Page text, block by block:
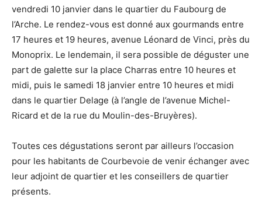
vendredi 10 janvier dans le quartier du Faubourg de
l’Arche. Le rendez-vous est donné aux gourmands entre
17 heures et 19 heures, avenue Léonard de Vinci, près du
Monoprix. Le lendemain, il sera possible de déguster une
part de galette sur la place Charras entre 10 heures et
midi, puis le samedi 18 janvier entre 10 heures et midi
dans le quartier Delage (à l’angle de l’avenue Michel-
Ricard et de la rue du Moulin-des-Bruyères).
Toutes ces dégustations seront par ailleurs l’occasion
pour les habitants de Courbevoie de venir échanger avec
leur adjoint de quartier et les conseillers de quartier
présents.